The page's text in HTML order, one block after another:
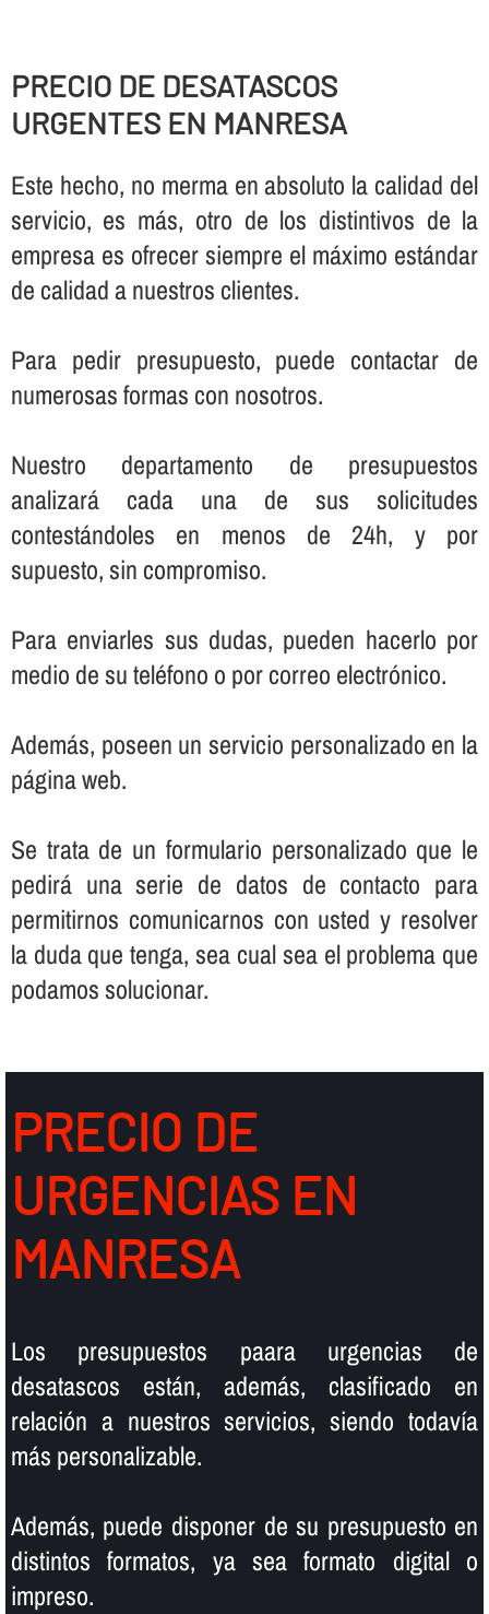
PRECIO DE DESATASCOS
URGENTES EN MANRESA
Este hecho, no merma en absoluto la calidad del
servicio, es más, otro de los distintivos de la
empresa es ofrecer siempre el máximo estándar
de calidad a nuestros clientes.
Para pedir presupuesto, puede contactar de
numerosas formas con nosotros.
Nuestro departamento de presupuestos
analizará cada una de sus solicitudes
contestándoles en menos de 24h, y por
supuesto, sin compromiso.
Para enviarles sus dudas, pueden hacerlo por
medio de su teléfono o por correo electrónico.
Además, poseen un servicio personalizado en la
página web.
Se trata de un formulario personalizado que le
pedirá una serie de datos de contacto para
permitirnos comunicarnos con usted y resolver
la duda que tenga, sea cual sea el problema que
podamos solucionar.
PRECIO DE
URGENCIAS EN
MANRESA
Los presupuestos paara urgencias de
desatascos están, además, clasificado en
relación a nuestros servicios, siendo todaví­a
más personalizable.
Además, puede disponer de su presupuesto en
distintos formatos, ya sea formato digital o
impreso.